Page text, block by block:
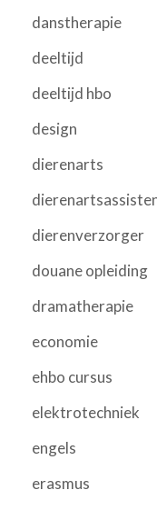
danstherapie
deeltijd
deeltijd hbo
design
dierenarts
dierenverzorger
douane opleiding
dramatherapie
economie
ehbo cursus
elektrotechniek
engels
erasmus